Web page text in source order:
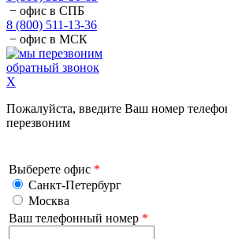
− офис в СПБ
8 (800) 511-13-36
− офис в МСК
обратный звонок
X
Пожалуйста, введите Ваш номер
перезвоним
Выберете офис *
Санкт-Петербург
Москва
Ваш телефонный номер *